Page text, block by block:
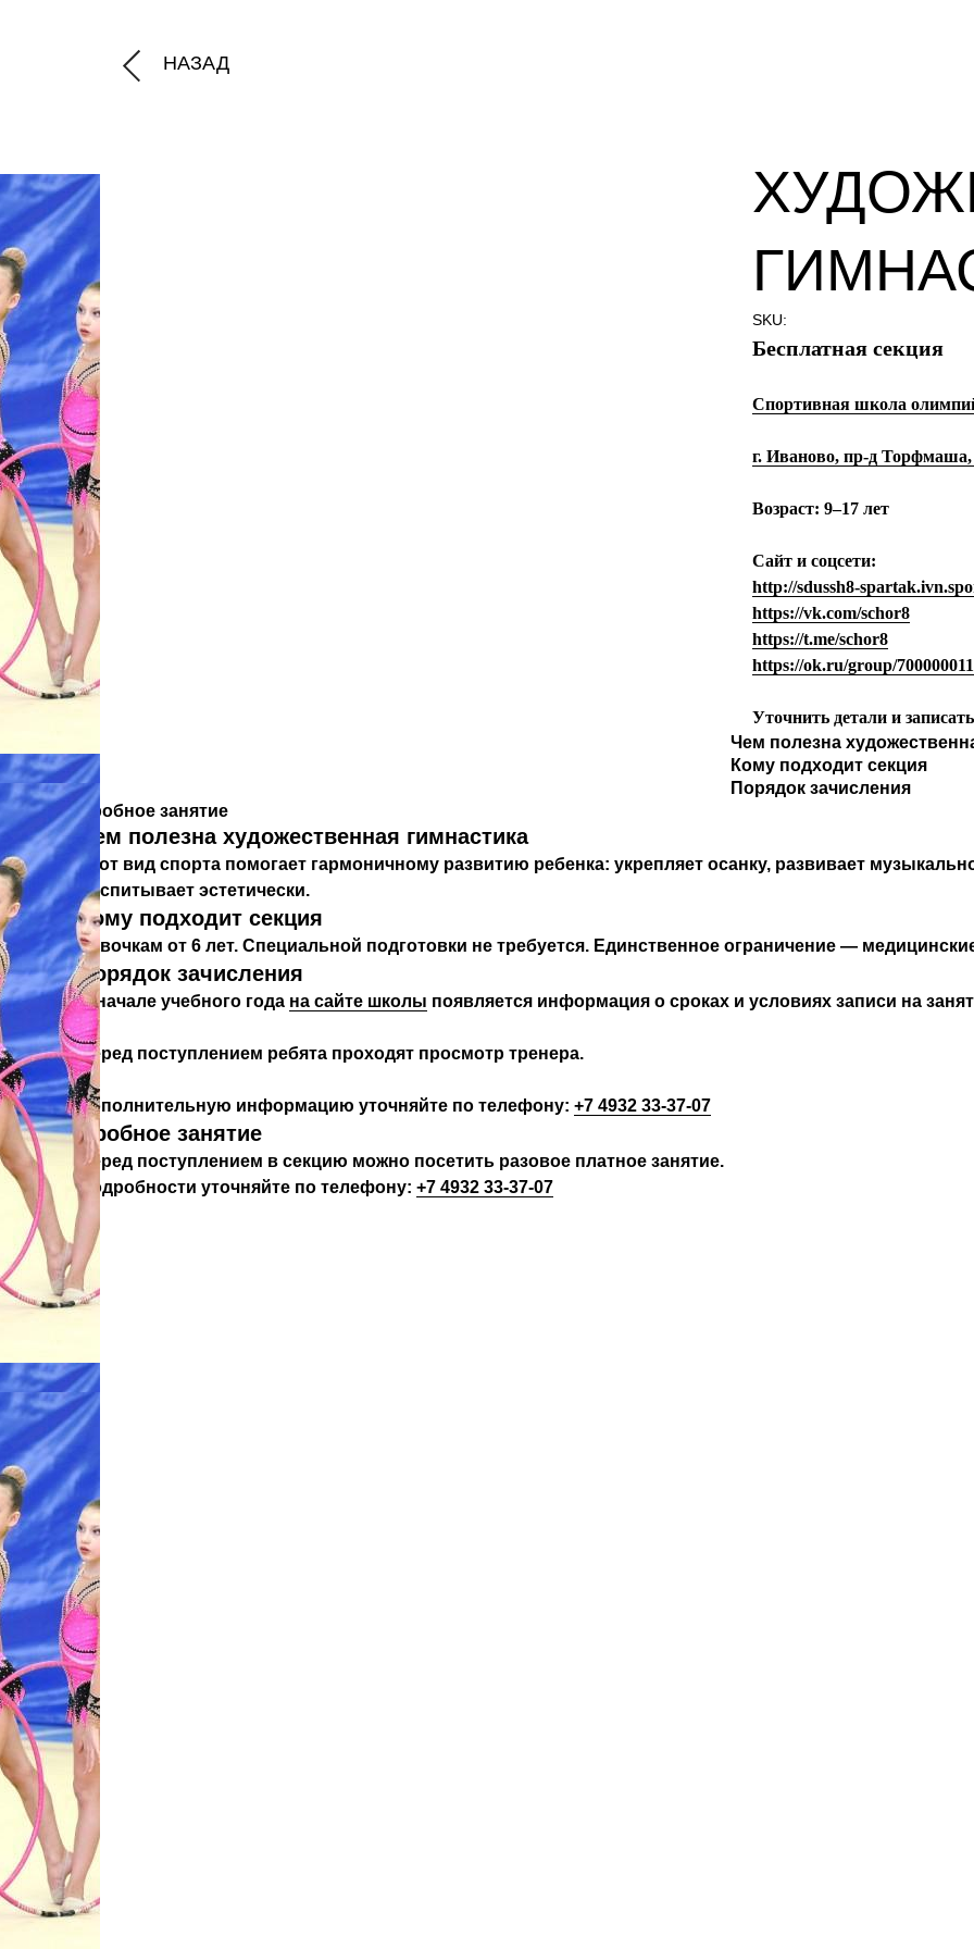
НАЗАД
SKU:
Бесплатная секция
Спортивная школа
г. Иваново, пр-д Торфмаша,
Возраст: 9–17 лет
Сайт и соцсети:
http://sdussh8-
https://vk.com/schor8
https://t.me/schor8
https://ok.ru/group/
Уточнить детали и
Чем полезна
Кому подходит секция
Порядок зачисления
Пробное занятие
Чем полезна художественная гимнастика
Этот вид спорта помогает гармоничному развитию ребенка: укрепляет осанку, развивает
воспитывает эстетически.
Кому подходит секция
Девочкам от 6 лет. Специальной подготовки не требуется. Единственное ограничение —
Порядок зачисления
В начале учебного года на сайте школы появляется информация о сроках и условиях записи на
Перед поступлением ребята проходят просмотр тренера.
Дополнительную информацию уточняйте по телефону: +7 4932 33-37-07
Пробное занятие
Перед поступлением в секцию можно посетить разовое платное занятие.
Подробности уточняйте по телефону: +7 4932 33-37-07